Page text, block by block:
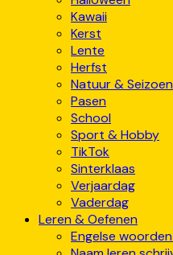
Kawaii
Kerst
Lente
Herfst
Natuur &
Pasen
School
Sport & Hobby
TikTok
Sinterklaas
Verjaardag
Vaderdag
Leren & Oefenen
Engelse